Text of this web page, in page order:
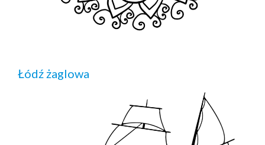
Łódź żaglowa